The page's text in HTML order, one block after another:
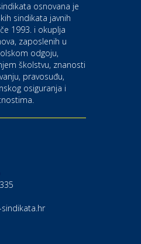
osnovana je
sindikata javnih
1993. i okuplja
zaposlenih u
odgoju,
školstvu, znanosti
pravosuđu,
osiguranja i